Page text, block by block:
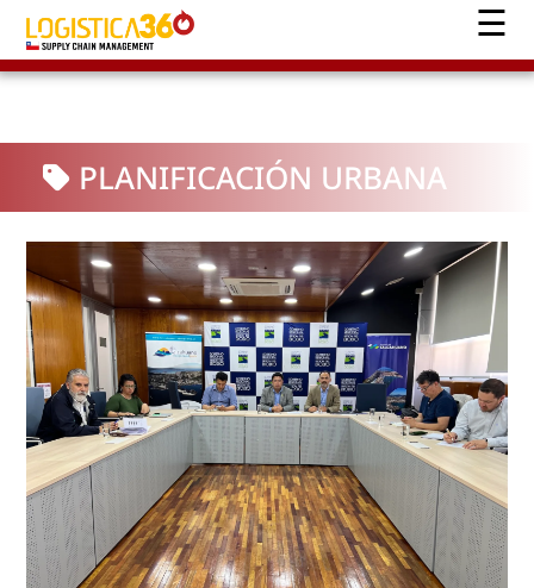
PLANIFICACIÓN URBANA